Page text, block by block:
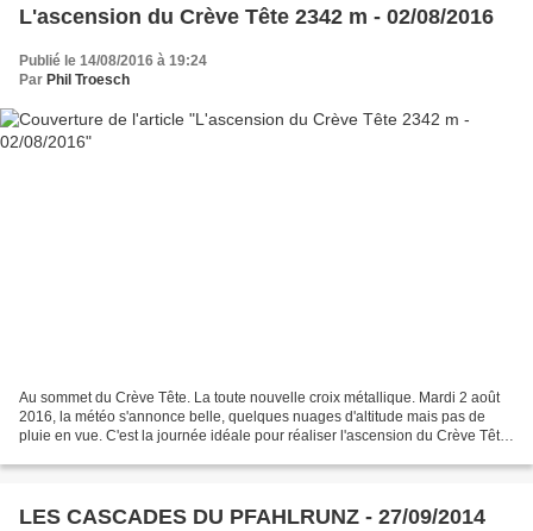
L'ascension du Crève Tête 2342 m - 02/08/2016
Publié le 14/08/2016 à 19:24
Par Phil Troesch
Au sommet du Crève Tête. La toute nouvelle croix métallique. Mardi 2 août
2016, la météo s'annonce belle, quelques nuages d'altitude mais pas de
pluie en vue. C'est la journée idéale pour réaliser l'ascension du Crève Tête.
LES CASCADES DU PFAHLRUNZ - 27/09/2014